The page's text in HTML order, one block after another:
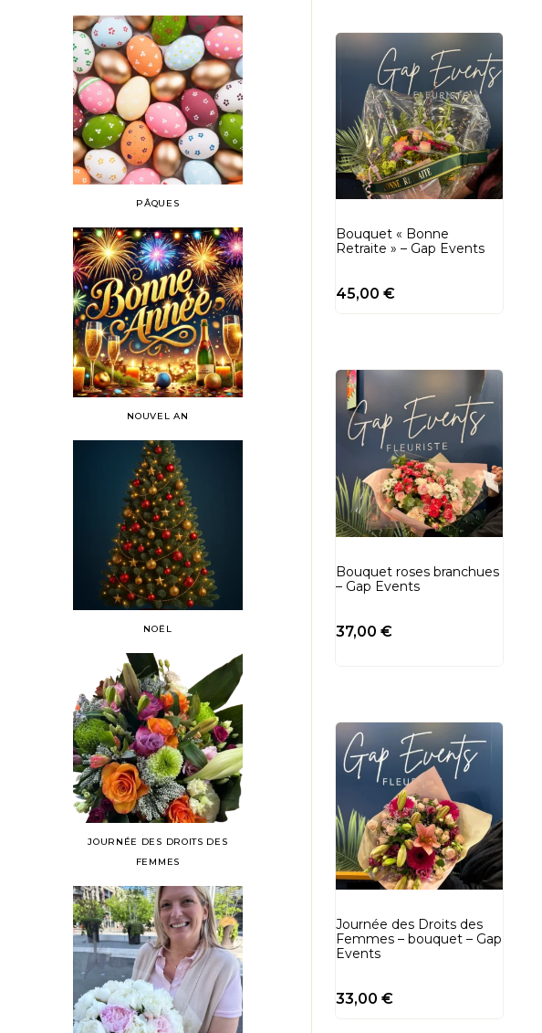
PÂQUES
NOUVEL AN
NOËL
JOURNÉE DES DROITS DES
FEMMES
Bouquet « Bonne
Retraite » – Gap Events
45,00 €
Bouquet roses branchues
– Gap Events
37,00 €
Journée des Droits des
Femmes – bouquet – Gap
Events
33,00 €